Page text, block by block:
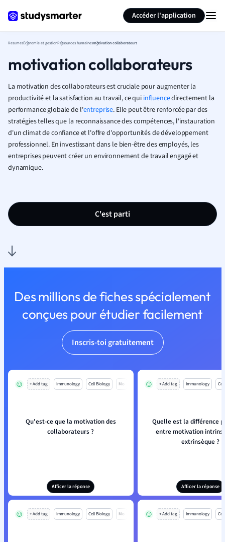
Accéder l'application
ResumesÉconomie et gestionRessources humainesmotivation collaborateurs
motivation collaborateurs
La motivation des collaborateurs est cruciale pour augmenter la
productivité et la satisfaction au travail, ce qui influencedirectement la
performance globale de l'entreprise. Elle peut être renforcée par des
stratégies telles que la reconnaissance des compétences, l'instauration
d'un climat de confiance et l'offre d'opportunités de développement
professionnel. En investissant dans le bien-être des employés, les
entreprises peuvent créer un environnement de travail engagé et
dynamique.
C'est parti
Des millions de fiches spécialement
conçues pour étudier facilement
Inscris-toi gratuitement
+ Add tag Immunology Cell Biology Mo
Qu'est-ce que la motivation des
collaborateurs ?
Afficer la réponse
+ Add tag Immunology
Quelle est la différence
entre motivation
extrinsèque ?
Afficer la réponse
+ Add tag Immunology Cell Biology Mo + Add tag Immunology
Résumer la page